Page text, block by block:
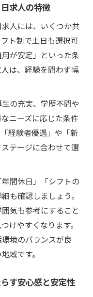
全週休２日求人の
味や家庭との両立
アルな現状
み求人の違いを解
全週休２日求人の
休２日求人のポイ
きやすさの理由
求人の特徴
人には、いくつか共
ト制で土日も選択可
が安定」といった条
は、経験を問わず幅
の充実、学歴不問や
ニーズに応じた条件
経験者優遇」や「新
テージに合わせて選
間休日」「シフトの
も確認しましょう。
気も参考にすること
けやすくなります。
境のバランスが良
域です。
す安心感と安定性